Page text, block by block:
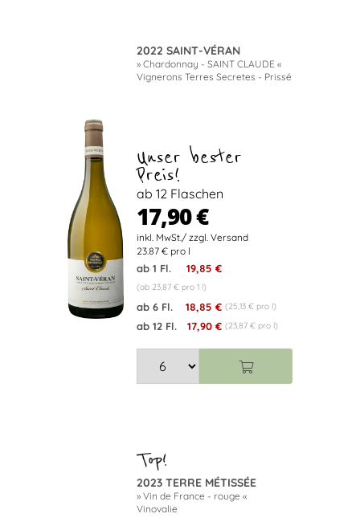
2022 SAINT-VÉRAN
» Chardonnay - SAINT CLAUDE «
Vignerons Terres Secretes - Prissé
Unser bester
Preis!
ab 12 Flaschen
17,90 €
23.87 € pro l
ab 1 Fl. 19,85 €
(ab 23,87 € pro 1 l)
ab 6 Fl. 18,85 € (25,13 € pro l)
ab 12 Fl. 17,90 € (23,87 € pro l)
2023 TERRE MÉTISSÉE
» Vin de France - rouge «
Vinovalie